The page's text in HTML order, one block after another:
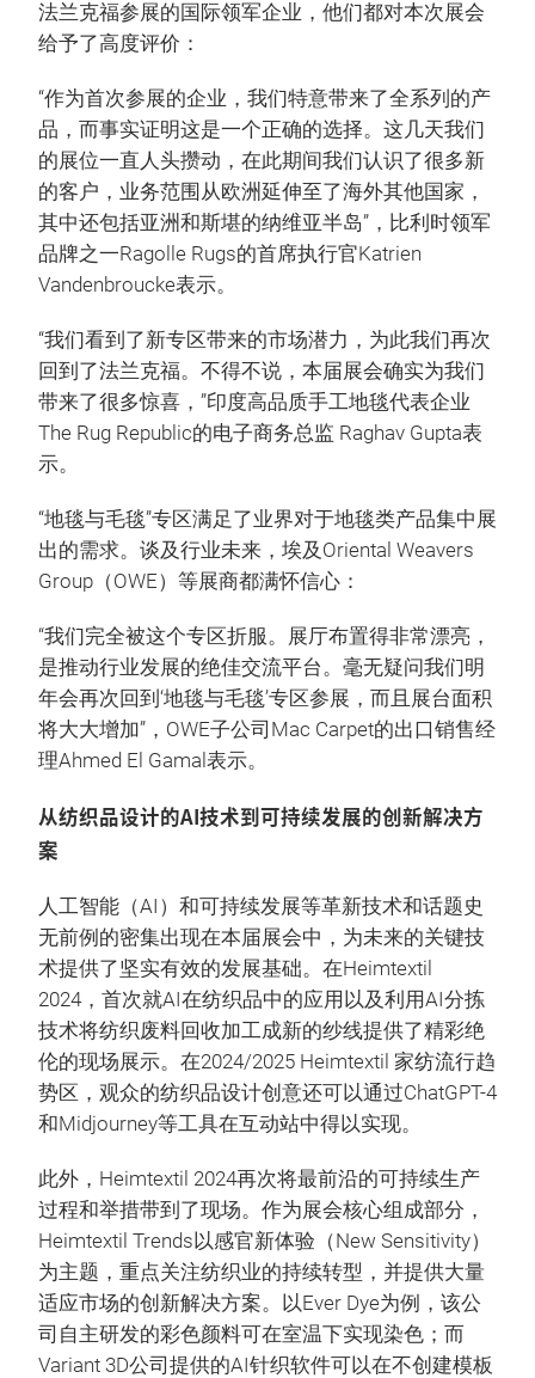
法兰克福参展的国际领军企业，他们都对本次展会
给予了高度评价：
“作为首次参展的企业，我们特意带来了全系列的产
品，而事实证明这是一个正确的选择。这几天我们
的展位一直人头攒动，在此期间我们认识了很多新
的客户，业务范围从欧洲延伸至了海外其他国家，
其中还包括亚洲和斯堪的纳维亚半岛”，比利时领军
品牌之一Ragolle Rugs的首席执行官Katrien
Vandenbroucke表示。
“我们看到了新专区带来的市场潜力，为此我们再次
回到了法兰克福。不得不说，本届展会确实为我们
带来了很多惊喜，”印度高品质手工地毯代表企业
The Rug Republic的电子商务总监 Raghav Gupta表
示。
“地毯与毛毯”专区满足了业界对于地毯类产品集中展
出的需求。谈及行业未来，埃及Oriental Weavers
Group（OWE）等展商都满怀信心：
“我们完全被这个专区折服。展厅布置得非常漂亮，
是推动行业发展的绝佳交流平台。毫无疑问我们明
年会再次回到‘地毯与毛毯’专区参展，而且展台面积
将大大增加”，OWE子公司Mac Carpet的出口销售经
理Ahmed El Gamal表示。
从纺织品设计的AI技术到可持续发展的创新解决方
案
人工智能（AI）和可持续发展等革新技术和话题史
无前例的密集出现在本届展会中，为未来的关键技
术提供了坚实有效的发展基础。在Heimtextil
2024，首次就AI在纺织品中的应用以及利用AI分拣
技术将纺织废料回收加工成新的纱线提供了精彩绝
伦的现场展示。在2024/2025 Heimtextil 家纺流行趋
势区，观众的纺织品设计创意还可以通过ChatGPT-4
和Midjourney等工具在互动站中得以实现。
此外，Heimtextil 2024再次将最前沿的可持续生产
过程和举措带到了现场。作为展会核心组成部分，
Heimtextil Trends以感官新体验（New Sensitivity）
为主题，重点关注纺织业的持续转型，并提供大量
适应市场的创新解决方案。以Ever Dye为例，该公
司自主研发的彩色颜料可在室温下实现染色；而
Variant 3D公司提供的AI针织软件可以在不创建模板